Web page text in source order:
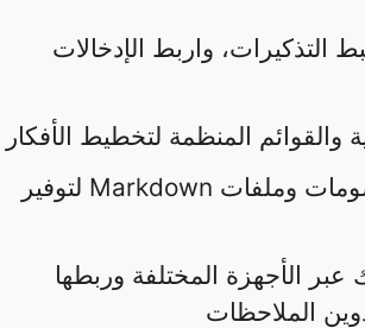
التذكيرات، واربط الإدخالات
والقوائم المنظمة لتخطيط الأفكار
أضف الصور والرسومات وملفات Markdown لتوفير
الأجهزة المختلفة وربطها
الملاحظات